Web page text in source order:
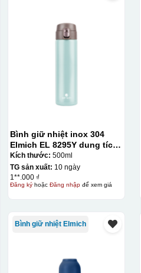
Bình giữ nhiệt inox 304
Elmich EL 8295Y dung tích
500ml
Kích thước: 500ml
TG sản xuất: 10 ngày
1**.000 ₫
Đăng kýhoặc Đăng nhậpđể xem giá
Bình giữ nhiệt Elmich